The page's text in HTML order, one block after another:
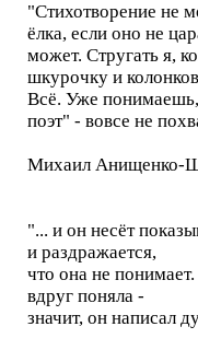
"Стихотворение не
ёлка, если оно не
может. Стругать я,
шкурочку и
Всё. Уже
поэт" - вовсе не
Михаил Анищенко-
"... и он несёт
и раздражается,
что она не
вдруг поняла -
значит, он написал